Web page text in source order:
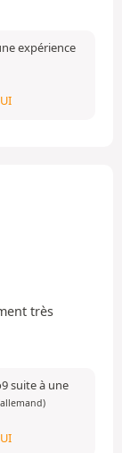
expérience
très
suite à une